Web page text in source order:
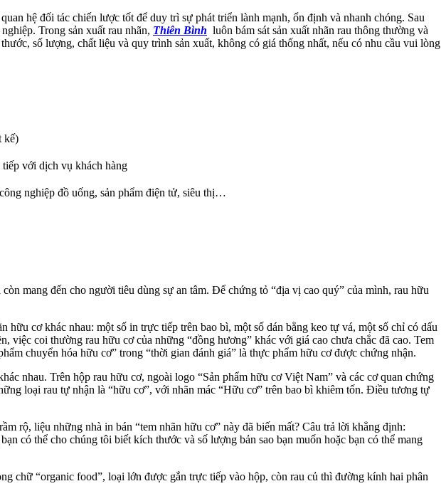
hệ đối tác chiến lược tốt để duy trì sự phát triển lành mạnh, ổn định và nhanh chóng. Sau
Trong sản xuất rau nhãn, Thiên Bình luôn bám sát sản xuất nhãn rau thông thường và
số lượng, chất liệu và quy trình sản xuất, không có giá thống nhất, nếu có nhu cầu vui lòng
kế)
tiếp với dịch vụ khách hàng
nghiệp đồ uống, sản phẩm điện tử, siêu thị…
mang đến cho người tiêu dùng sự an tâm. Để chứng tỏ “địa vị cao quý” của mình, rau hữu
cơ khác nhau: một số in trực tiếp trên bao bì, một số dán bằng keo tự vá, một số chỉ có dấu
việc coi thường rau hữu cơ của những “đồng hương” khác với giá cao chưa chắc đã cao. Tem
chuyển hóa hữu cơ” trong “thời gian đánh giá” là thực phẩm hữu cơ được chứng nhận.
nhau. Trên hộp rau hữu cơ, ngoài logo “Sản phẩm hữu cơ Việt Nam” và các cơ quan chứng
loại rau tự nhận là “hữu cơ”, với nhãn mác “Hữu cơ” trên bao bì khiêm tốn. Điều tương tự
rộ, liệu những nhà in bán “tem nhãn hữu cơ” này đã biến mất? Câu trả lời khẳng định:
có thể cho chúng tôi biết kích thước và số lượng bản sao bạn muốn hoặc bạn có thể mang
chữ “organic food”, loại lớn được gắn trực tiếp vào hộp, còn rau củ thì đường kính hai phân